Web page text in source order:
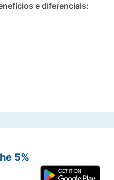
e diferenciais:
no local da aplicação,
5%